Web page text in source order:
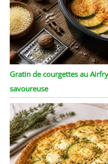
Gratin de courgettes au
savoureuse